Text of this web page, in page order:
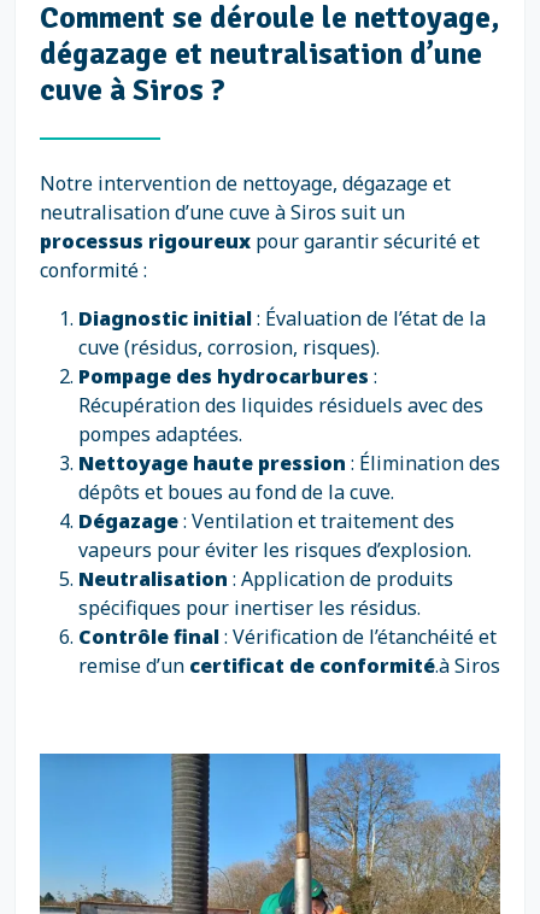
Comment se déroule le nettoyage,
dégazage et neutralisation d’une
cuve à Siros ?
Notre intervention de nettoyage, dégazage et
neutralisation d’une cuve à Siros suit un
processus rigoureux pour garantir sécurité et
conformité :
Diagnostic initial: Évaluation de l’état de la
cuve (résidus, corrosion, risques).
Pompage des hydrocarbures :
Récupération des liquides résiduels avec des
pompes adaptées.
Nettoyage haute pression : Élimination des
dépôts et boues au fond de la cuve.
Dégazage: Ventilation et traitement des
vapeurs pour éviter les risques d’explosion.
Neutralisation : Application de produits
spécifiques pour inertiser les résidus.
Contrôle final: Vérification de l’étanchéité et
remise d’un certificat de conformité.à Siros